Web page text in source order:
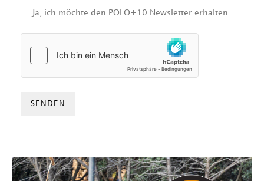
Ja, ich möchte den POLO+10 Newsletter erhalten.